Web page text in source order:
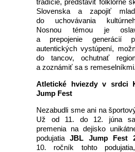
tradície, predstaviť folklórne
Slovenska a zapojiť
do uchovávania
Nosnou témou je
a prepojenie generácií
autentických vystúpení,
do tancov, ochutnať
a zoznámiť sa s remeselníkmi.
Atletické hviezdy v srdci
Jump Fest
Nezabudli sme ani na
Už od 11. do 12. júna
premenia na dejisko
podujatiaJBL Jump Fest
10. ročník tohto